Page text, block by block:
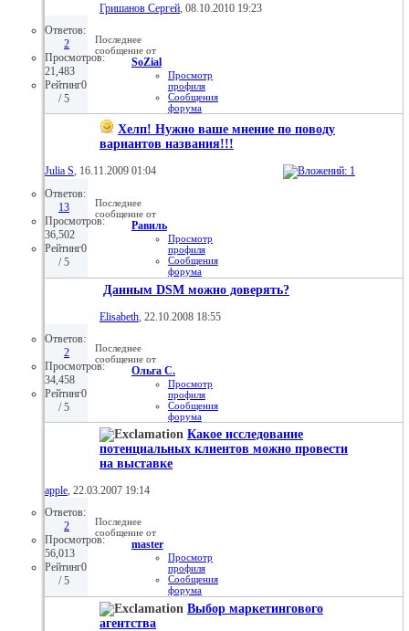
статей
28.01.2013,
Гришанов Сергей, 08.10.2010 19:23
Ответов:
2
Просмотров:
21,483
Рейтинг0
/ 5
Последнее
сообщение от
SoZial
Просмотр
профиля
Сообщения
форума
статей
07.03.2011,
17:53
Хелп! Нужно ваше мнение по поводу
вариантов названия!!!
Julia S, 16.11.2009 01:04
Ответов:
13
Просмотров:
36,502
Рейтинг0
/ 5
Последнее
сообщение от
Равиль
Просмотр
профиля
Сообщения
форума
Просмотр
статей
16:00
Данным DSM можно доверять?
Elisabeth, 22.10.2008 18:55
Ответов:
2
Просмотров:
34,458
Рейтинг0
/ 5
Последнее
сообщение от
Ольга С.
Просмотр
профиля
Сообщения
форума
Просмотр
статей
06.11.2008,
17:25
Какое исследование
потенциальных клиентов можно провести
на выставке
apple, 22.03.2007 19:14
Ответов:
2
Просмотров:
56,013
Рейтинг0
/ 5
Последнее
сообщение от
master
Просмотр
профиля
Сообщения
форума
Просмотр
статей
20.10.2008,
Выбор маркетингового
агентства